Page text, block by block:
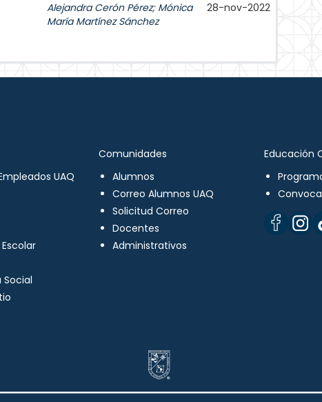
Alejandra Cerón Pérez; Mónica
María Martínez Sánchez
28-nov-2022
UAQ
Comunidades
Alumnos
Correo Alumnos UAQ
Solicitud Correo
Docentes
Administrativos
Educación